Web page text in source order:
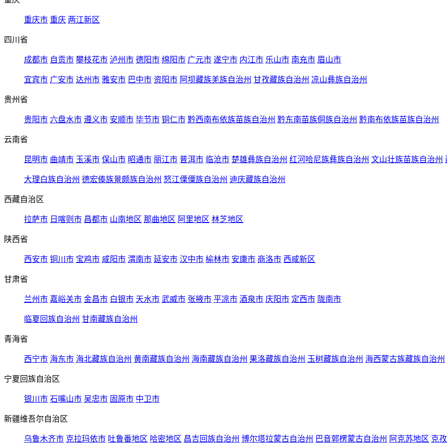
重庆市 重庆 两江新区
四川省
成都市 自贡市 攀枝花市 泸州市 德阳市 绵阳市 广元市 遂宁市 内江市 乐山市 南充市 眉山市
宜宾市 广安市 达州市 雅安市 巴中市 资阳市 阿坝藏族羌族自治州 甘孜藏族自治州 凉山彝族自治州
贵州省
贵阳市 六盘水市 遵义市 安顺市 毕节市 铜仁市 黔西南布依族苗族自治州 黔东南苗族侗族自治州 黔南布依族苗族自治州
云南省
昆明市 曲靖市 玉溪市 保山市 昭通市 丽江市 普洱市 临沧市 楚雄彝族自治州 红河哈尼族彝族自治州 文山壮族苗族自治州
大理白族自治州 德宏傣族景颇族自治州 怒江傈僳族自治州 迪庆藏族自治州
西藏自治区
拉萨市 日喀则市 昌都市 山南地区 那曲地区 阿里地区 林芝地区
陕西省
西安市 铜川市 宝鸡市 咸阳市 渭南市 延安市 汉中市 榆林市 安康市 商洛市 西咸新区
甘肃省
兰州市 嘉峪关市 金昌市 白银市 天水市 武威市 张掖市 平凉市 酒泉市 庆阳市 定西市 陇南市
临夏回族自治州 甘南藏族自治州
青海省
西宁市 海东市 海北藏族自治州 黄南藏族自治州 海南藏族自治州 果洛藏族自治州 玉树藏族自治州 海西蒙古族藏族自治州
宁夏回族自治区
银川市 石嘴山市 吴忠市 固原市 中卫市
新疆维吾尔自治区
乌鲁木齐市 克拉玛依市 吐鲁番地区 哈密地区 昌吉回族自治州 博尔塔拉蒙古自治州 巴音郭楞蒙古自治州 阿克苏地区 克